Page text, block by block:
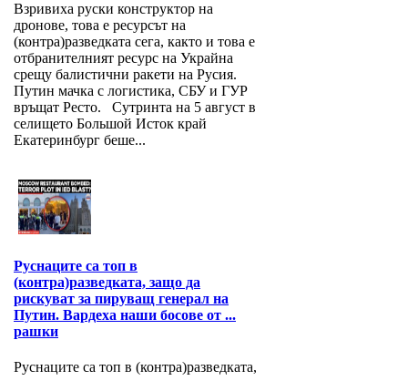
Взривиха руски конструктор на
дронове, това е ресурсът на
(контра)разведката сега, както и това е
отбранителният ресурс на Украйна
срещу балистични ракети на Русия.
Путин мачка с логистика, СБУ и ГУР
връщат Ресто. Сутринта на 5 август в
селището Большой Исток край
Екатеринбург беше...
Руснаците са топ в
(контра)разведката, защо да
рискуват за пируващ генерал на
Путин. Вардеха наши босове от ...
рашки
Руснаците са топ в (контра)разведката,